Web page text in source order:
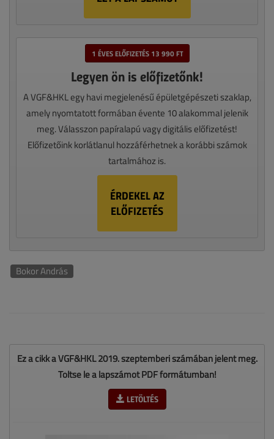
1 ÉVES ELŐFIZETÉS 13 990 FT
Legyen ön is előfizetőnk!
A VGF&HKL egy havi megjelenésű épületgépészeti szaklap,
amely nyomtatott formában évente 10 alakommal jelenik
meg. Válasszon papíralapú vagy digitális előfizetést!
Előfizetőink korlátlanul hozzáférhetnek a korábbi számok
tartalmához is.
ÉRDEKEL AZ
ELŐFIZETÉS
Bokor András
Ez a cikk a VGF&HKL 2019. szeptemberi számában jelent meg.
Töltse le a lapszámot PDF formátumban!
LETÖLTÉS